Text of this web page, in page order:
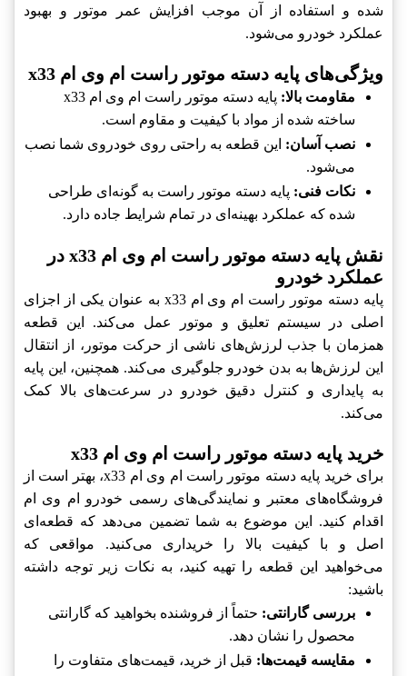
شده و استفاده از آن موجب افزایش عمر موتور و بهبود
عملکرد خودرو می‌شود.
ویژگی‌های پایه دسته موتور راست ام وی ام x33
مقاومت بالا:
پایه دسته موتور راست ام وی ام x33
ساخته شده از مواد با کیفیت و مقاوم است.
نصب آسان: این قطعه به راحتی روی خودروی شما نصب
می‌شود.
نکات فنی: پایه دسته موتور راست به گونه‌ای طراحی
شده که عملکرد بهینه‌ای در تمام شرایط جاده دارد.
نقش پایه دسته موتور راست ام وی ام x33 در
عملکرد خودرو
پایه دسته موتور راست ام وی ام x33 به عنوان یکی از اجزای
اصلی در سیستم تعلیق و موتور عمل می‌کند. این قطعه
همزمان با جذب لرزش‌های ناشی از حرکت موتور، از انتقال
این لرزش‌ها به بدن خودرو جلوگیری می‌کند. همچنین، این پایه
به پایداری و کنترل دقیق خودرو در سرعت‌های بالا کمک
می‌کند.
خرید پایه دسته موتور راست ام وی ام x33
برای خرید پایه دسته موتور راست ام وی ام x33، بهتر است از
فروشگاه‌های معتبر و نمایندگی‌های رسمی خودرو ام وی ام
اقدام کنید. این موضوع به شما تضمین می‌دهد که قطعه‌ای
اصل و با کیفیت بالا را خریداری می‌کنید. مواقعی که
می‌خواهید این قطعه را تهیه کنید، به نکات زیر توجه داشته
باشید:
بررسی گارانتی: حتماً از فروشنده بخواهید که گارانتی
محصول را نشان دهد.
مقایسه قیمت‌ها: قبل از خرید، قیمت‌های متفاوت را